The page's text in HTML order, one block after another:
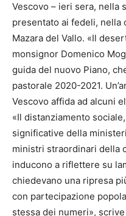
Vescovo – ieri sera, nella
presentato ai fedeli, nella
Mazara del Vallo. «Il
monsignor Domenico
guida del nuovo Piano,
pastorale 2020-2021.
Vescovo affida ad alcuni
«Il distanziamento
significative della
ministri straordinari della
inducono a riflettere su
chiedevano una ripresa
con partecipazione
stessa dei numeri»,